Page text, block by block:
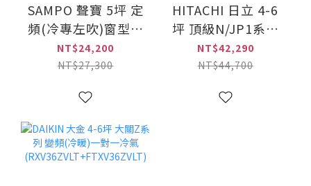
SAMPO 聲寶 5坪 定
頻(冷專左吹)窗型冷
氣(AW-PC36L)
NT$24,200
NT$27,300
HITACHI 日立 4-6
坪 頂級N/JP1系列
變頻(冷專)一對一冷
氣(RAS-
36JP)
NT$42,290
NT$44,700